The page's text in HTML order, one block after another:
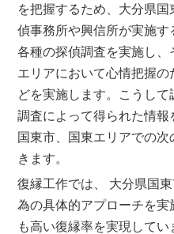
を把握するため、大分県
偵事務所や興信所が実施
各種の探偵調査を実施し
エリアにおいて心情把握
どを実施します。こうし
調査によって得られた情
国東市、国東エリアでの
きます。
復縁工作では、 大分県国
為の具体的アプローチを実
も高い復縁率を実現してい